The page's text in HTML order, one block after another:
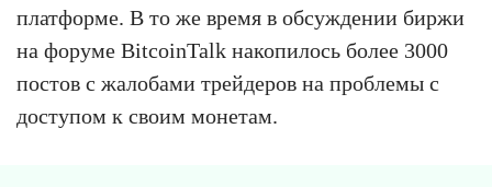
платформе. В то же время в обсуждении биржи
на форуме BitcoinTalk накопилось более 3000
постов с жалобами трейдеров на проблемы с
доступом к своим монетам.